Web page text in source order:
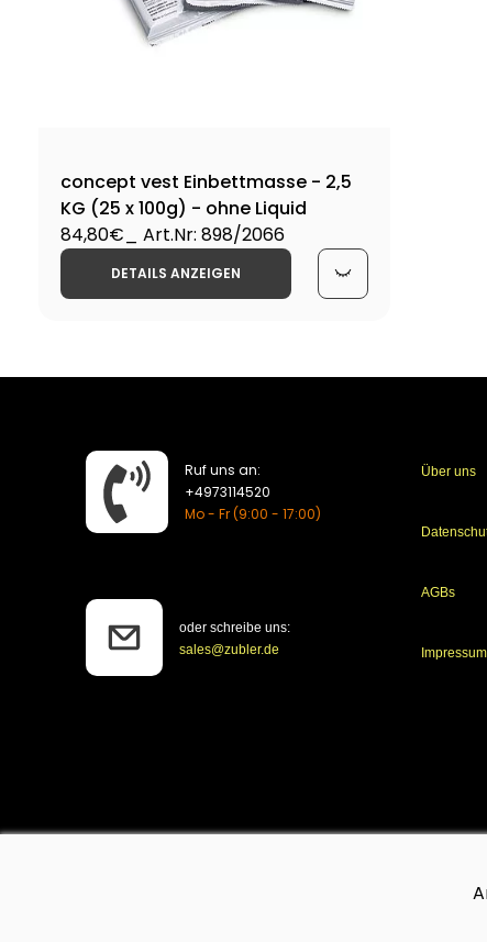
concept vest Einbettmasse - 2,5
KG (25 x 100g) - ohne Liquid
84,80€ _ Art.Nr: 898/2066
DETAILS ANZEIGEN
Ruf uns an:
​+4973114520
Mo - Fr (9:00 - 17:00)
oder schreibe uns:
sales@zubler.de
Über uns
AGBs
Impressum